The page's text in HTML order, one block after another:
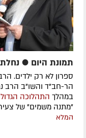
תמונת היום ●
ספרון לא רק ילדים.
הר-חב"ד והשו"ב הרב
במהלך התהלוכה
"מתנה משמים" של
המלא